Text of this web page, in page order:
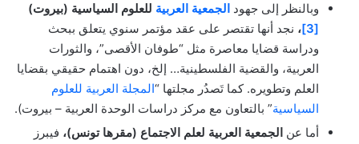
وبالنظر إلى جهود الجمعية العربية للعلوم السياسية (بيروت)
[3]
، نجد أنها تقتصر على عقد مؤتمر سنوي يتعلق ببحث
ودراسة قضايا معاصرة مثل “طوفان الأقصى”، والثورات
العربية، والقضية الفلسطينية… إلخ، دون اهتمام حقيقي بقضايا
العلم وتطويره. كما تَصدُر مجلتها “المجلة العربية للعلوم
السياسية” بالتعاون مع مركز دراسات الوحدة العربية – بيروت).
أما عن الجمعية العربية لعلم الاجتماع (مقرها تونس)، فيبرز